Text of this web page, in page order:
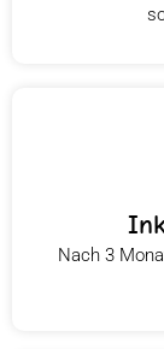
Nach 3